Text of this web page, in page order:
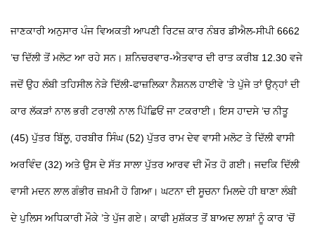
ਜਾਣਕਾਰੀ ਅਨੁਸਾਰ ਪੰਜ ਵਿਅਕਤੀ ਆਪਣੀ ਰਿਟਜ਼ ਕਾਰ ਨੰਬਰ ਡੀਐਲ-ਸੀਪੀ 6662
’ਚ ਦਿੱਲੀ ਤੋਂ ਮਲੋਟ ਆ ਰਹੇ ਸਨ। ਸ਼ਨਿਚਰਵਾਰ-ਐਤਵਾਰ ਦੀ ਰਾਤ ਕਰੀਬ 12.30 ਵਜੇ
ਜਦੋਂ ਉਹ ਲੰਬੀ ਤਹਿਸੀਲ ਨੇੜੇ ਦਿੱਲੀ-ਫਾਜ਼ਲਿਕਾ ਨੈਸ਼ਨਲ ਹਾਈਵੇ ’ਤੇ ਪੁੱਜੇ ਤਾਂ ਉਨ੍ਹਾਂ ਦੀ
ਕਾਰ ਲੱਕੜਾਂ ਨਾਲ ਭਰੀ ਟਰਾਲੀ ਨਾਲ ਪਿੱਛਿਓਂ ਜਾ ਟਕਰਾਈ। ਇਸ ਹਾਦਸੇ ’ਚ ਨੀਤੂ
(45) ਪੁੱਤਰ ਬਿੱਲੂ, ਹਰਬੀਰ ਸਿੰਘ (52) ਪੁੱਤਰ ਰਾਮ ਦੇਵ ਵਾਸੀ ਮਲੋਟ ਤੇ ਦਿੱਲੀ ਵਾਸੀ
ਅਰਵਿੰਦ (32) ਅਤੇ ਉਸ ਦੇ ਸੱਤ ਸਾਲਾ ਪੁੱਤਰ ਆਰਵ ਦੀ ਮੌਤ ਹੋ ਗਈ। ਜਦਕਿ ਦਿੱਲੀ
ਵਾਸੀ ਮਦਨ ਲਾਲ ਗੰਭੀਰ ਜ਼ਖ਼ਮੀ ਹੋ ਗਿਆ। ਘਟਨਾ ਦੀ ਸੂਚਨਾ ਮਿਲਦੇ ਹੀ ਥਾਣਾ ਲੰਬੀ
ਦੇ ਪੁਲਿਸ ਅਧਿਕਾਰੀ ਮੌਕੇ ’ਤੇ ਪੁੱਜ ਗਏ। ਕਾਫੀ ਮੁਸ਼ੱਕਤ ਤੋਂ ਬਾਅਦ ਲਾਸ਼ਾਂ ਨੂੰ ਕਾਰ ’ਚੋਂ